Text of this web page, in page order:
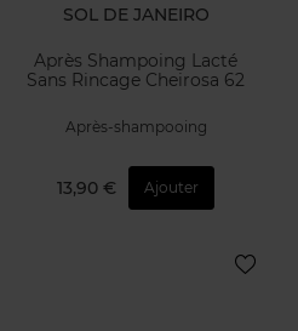
SOL DE JANEIRO
Après Shampoing Lacté
Sans Rincage Cheirosa 62
Après-shampooing
13,90 € Ajouter